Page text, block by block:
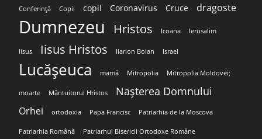
Conferință Copii copil Coronavirus Cruce dragoste
Dumnezeu Hristos Icoana Ierusalim
Iisus Iisus Hristos Ilarion Boian Israel
Lucășeuca mamă Mitropolia Mitropolia Moldovei;
moarte Mântuitorul Hristos Nașterea Domnului
Orhei ortodoxia Papa Francisc Patriarhia de la Moscova
Patriarhia Română Patriarhul Bisericii Ortodoxe Române